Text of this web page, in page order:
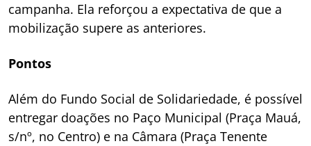
campanha. Ela reforçou a expectativa de que a
mobilização supere as anteriores.
Pontos
Além do Fundo Social de Solidariedade, é possível
entregar doações no Paço Municipal (Praça Mauá,
s/nº, no Centro) e na Câmara (Praça Tenente